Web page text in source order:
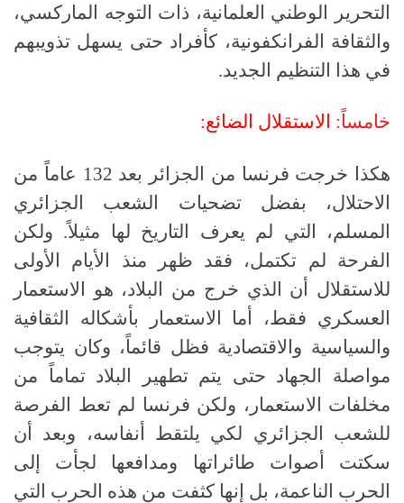
التحرير الوطني العلمانية، ذات التوجه الماركسي،
والثقافة الفرانكفونية، كأفراد حتى يسهل تذويبهم
في هذا التنظيم الجديد.
خامساً: الاستقلال الضائع:
هكذا خرجت فرنسا من الجزائر بعد 132 عاماً من
الاحتلال، بفضل تضحيات الشعب الجزائري
المسلم، التي لم يعرف التاريخ لها مثيلاً. ولكن
الفرحة لم تكتمل، فقد ظهر منذ الأيام الأولى
للاستقلال أن الذي خرج من البلاد، هو الاستعمار
العسكري فقط، أما الاستعمار بأشكاله الثقافية
والسياسية والاقتصادية فظل قائماً، وكان يتوجب
مواصلة الجهاد حتى يتم تطهير البلاد تماماً من
مخلفات الاستعمار، ولكن فرنسا لم تعط الفرصة
للشعب الجزائري لكي يلتقط أنفاسه، وبعد أن
سكتت أصوات طائراتها ومدافعها لجأت إلى
الحرب الناعمة، بل إنها كثفت من هذه الحرب التي